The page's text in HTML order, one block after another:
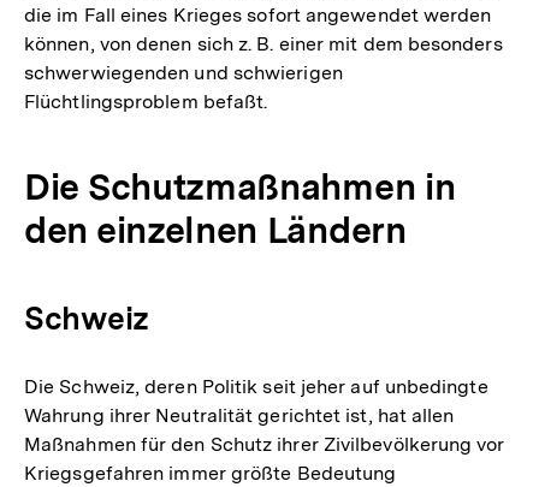
die im Fall eines Krieges sofort angewendet werden
können, von denen sich z. B. einer mit dem besonders
schwerwiegenden und schwierigen
Flüchtlingsproblem befaßt.
Die Schutzmaßnahmen in
den einzelnen Ländern
Schweiz
Die Schweiz, deren Politik seit jeher auf unbedingte
Wahrung ihrer Neutralität gerichtet ist, hat allen
Maßnahmen für den Schutz ihrer Zivilbevölkerung vor
Kriegsgefahren immer größte Bedeutung